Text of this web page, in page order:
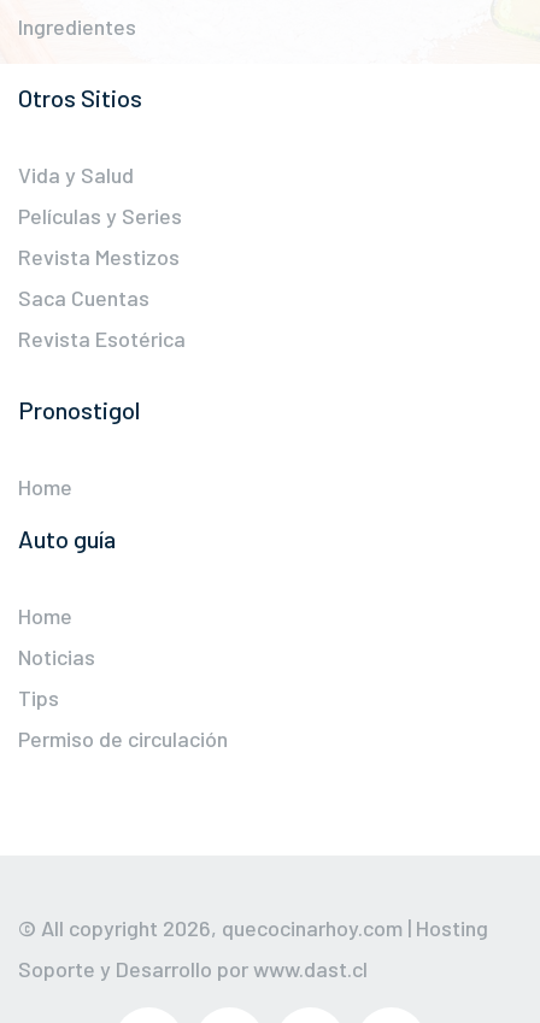
Ingredientes
Otros Sitios
Vida y Salud
Películas y Series
Revista Mestizos
Saca Cuentas
Revista Esotérica
Pronostigol
Home
Auto guía
Home
Noticias
Tips
Permiso de circulación
© All copyright 2026, quecocinarhoy.com | Hosting
Soporte y Desarrollo porwww.dast.cl